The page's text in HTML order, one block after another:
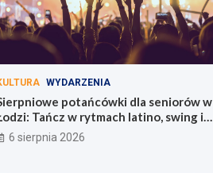
WYDARZENIA
potańcówki dla seniorów w
Tańcz w rytmach latino, swing i
6 sierpnia 2026